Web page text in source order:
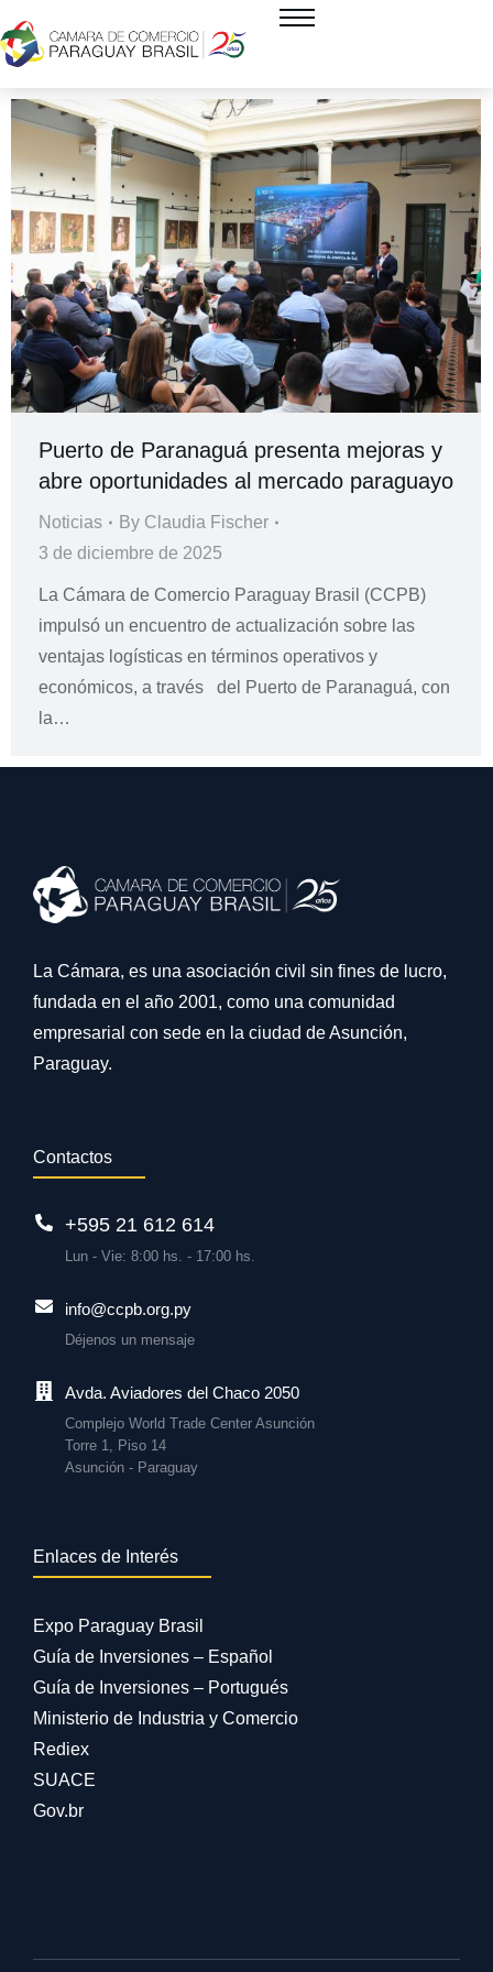
Puerto de Paranaguá presenta mejoras y
abre oportunidades al mercado paraguayo
Noticias By Claudia Fischer
3 de diciembre de 2025
La Cámara de Comercio Paraguay Brasil (CCPB)
impulsó un encuentro de actualización sobre las
ventajas logísticas en términos operativos y
económicos, a través del Puerto de Paranaguá, con
la…
La Cámara, es una asociación civil sin fines de lucro,
fundada en el año 2001, como una comunidad
empresarial con sede en la ciudad de Asunción,
Paraguay.
Contactos
+595 21 612 614
Lun - Vie: 8:00 hs. - 17:00 hs.
info@ccpb.org.py
Déjenos un mensaje
Avda. Aviadores del Chaco 2050
Complejo World Trade Center Asunción
Torre 1, Piso 14
Asunción - Paraguay
Enlaces de Interés
Expo Paraguay Brasil
Guía de Inversiones – Español
Guía de Inversiones – Portugués
Ministerio de Industria y Comercio
Rediex
SUACE
Gov.br